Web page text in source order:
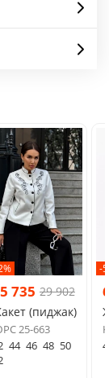
735 29 902
(пиджак)
25-663
44 46 48 50
-